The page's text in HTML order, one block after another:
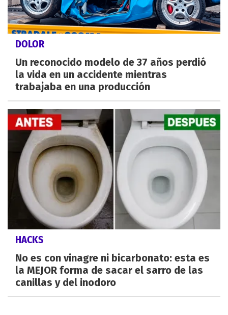
DOLOR
Un reconocido modelo de 37 años perdió
la vida en un accidente mientras
trabajaba en una producción
HACKS
No es con vinagre ni bicarbonato: esta es
la MEJOR forma de sacar el sarro de las
canillas y del inodoro